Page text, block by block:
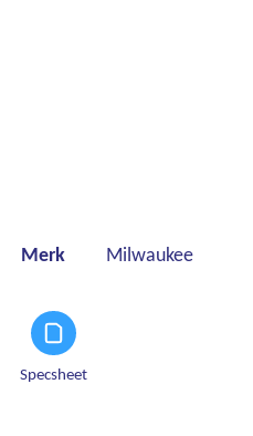
Merk Milwaukee
Specsheet